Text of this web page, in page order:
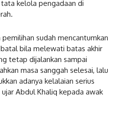
kelola pengadaan di
sudah mencantumkan
bila melewati batas akhir
tetap dijalankan sampai
masa sanggah selesai, lalu
adanya kelalaian serius
Abdul Khaliq kepada awak